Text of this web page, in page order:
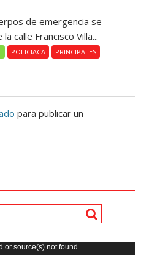
de emergencia se
calle Francisco Villa...
POLICIACA PRINCIPALES
para publicar un
or source(s) not found